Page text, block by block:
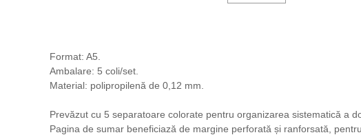
Format: A5.
Ambalare: 5 coli/set.
Material: polipropilenă de 0,12 mm.
Prevăzut cu 5 separatoare colorate pentru organizarea sistematică a
Pagina de sumar beneficiază de margine perforată și ranforsată,